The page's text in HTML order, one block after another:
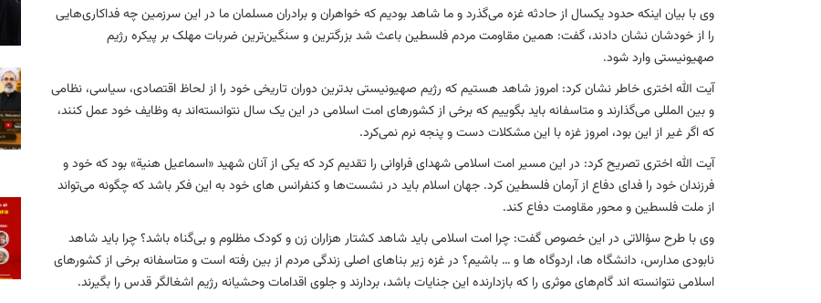
وی با بیان اینکه حدود یکسال از حادثه غزه می‌گذرد و ما شاهد بودیم که خواهران و برادران مسلمان ما در این سرزمین چه فداکاری‌هایی
را از خودشان نشان دادند، گفت: همین مقاومت مردم فلسطین باعث شد بزرگترین و سنگین‌ترین ضربات مهلک بر پیکره رژیم
صهیونیستی وارد شود.
آیت الله اختری خاطر نشان کرد: امروز شاهد هستیم که رژیم صهیونیستی بدترین دوران تاریخی خود را از لحاظ اقتصادی، سیاسی، نظامی
و بین المللی می‌گذارند و متاسفانه باید بگوییم که برخی از کشورهای امت اسلامی در این یک سال نتوانسته‌اند به وظایف خود عمل کنند،
که اگر غیر از این بود، امروز غزه با این مشکلات دست و پنجه نرم نمی‌کرد.
آیت الله اختری تصریح کرد: در این مسیر امت اسلامی شهدای فراوانی را تقدیم کرد که یکی از آنان شهید «اسماعیل هنیة» بود که خود و
فرزندان خود را فدای دفاع از آرمان فلسطین کرد. جهان اسلام باید در نشست‌ها و کنفرانس های خود به این فکر باشد که چگونه می‌تواند
از ملت فلسطین و محور مقاومت دفاع کند.
وی با طرح سؤالاتی در این خصوص گفت: چرا امت اسلامی باید شاهد کشتار هزاران زن و کودک مظلوم و بی‌گناه باشد؟ چرا باید شاهد
نابودی مدارس، دانشگاه ها، اردوگاه ها و … باشیم؟ در غزه زیر بناهای اصلی زندگی مردم از بین رفته است و متاسفانه برخی از کشورهای
اسلامی نتوانسته ‎اند گام‌های موثری را که بازدارنده این جنایات باشد، بردارند و جلوی اقدامات وحشیانه رژیم اشغالگر قدس را بگیرند.